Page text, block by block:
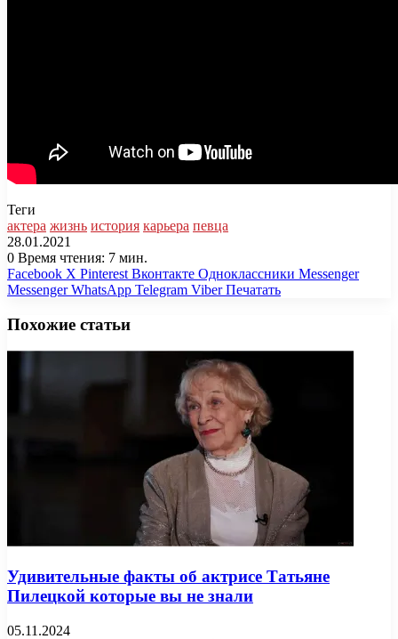
Теги
актера жизнь история карьера певца
28.01.2021
0 Время чтения: 7 мин.
Facebook X Pinterest Вконтакте Одноклассники Messenger
Messenger WhatsApp Telegram Viber Печатать
Похожие статьи
Удивительные факты об актрисе Татьяне
Пилецкой которые вы не знали
05.11.2024